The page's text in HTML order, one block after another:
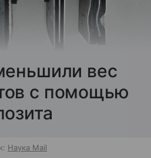
вес
с помощью
Наука Mail